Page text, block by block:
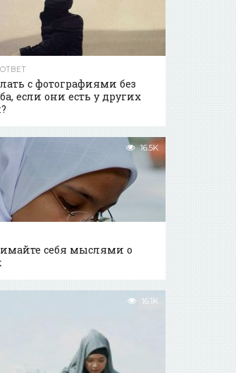
с фотографиями без
если они есть у других
16.5K
себя мыслями о
16.1K